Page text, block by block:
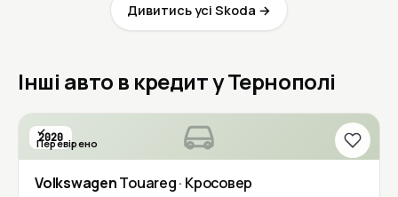
Дивитись усі Skoda →
Інші авто в кредит у Тернополі
2020
Перевірено
VolkswagenTouareg· Кросовер